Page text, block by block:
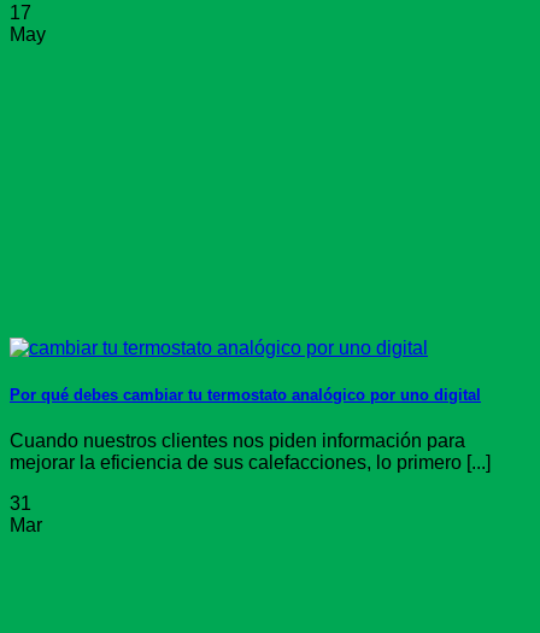
17
May
Por qué debes cambiar tu termostato analógico por uno digital
Cuando nuestros clientes nos piden información para
mejorar la eficiencia de sus calefacciones, lo primero [...]
31
Mar